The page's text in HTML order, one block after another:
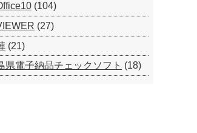
(104)
(27)
(21)
県電子納品チェックソフト (18)